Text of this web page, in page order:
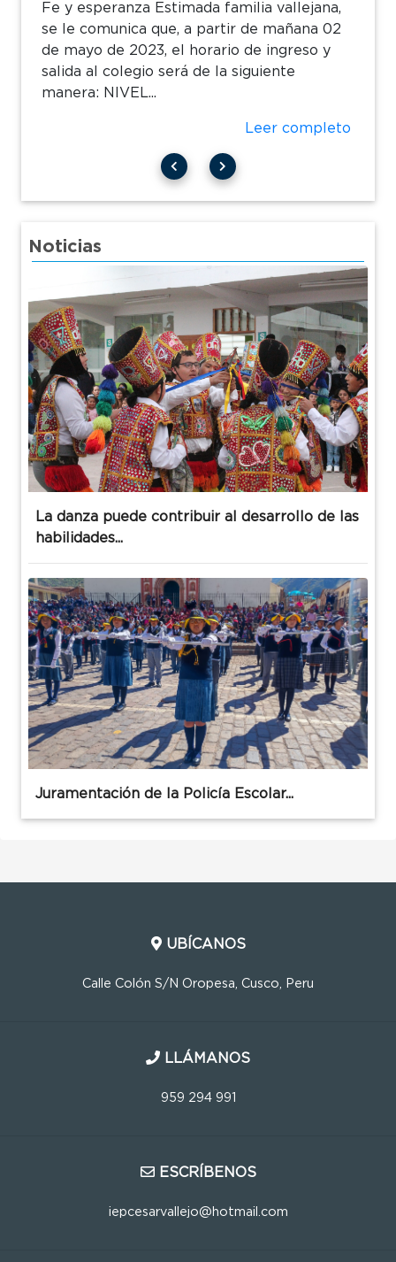
Fe y esperanza Estimada familia vallejana,
se le comunica que, a partir de mañana 02
de mayo de 2023, el horario de ingreso y
salida al colegio será de la siguiente
manera: NIVEL...
Leer completo
Noticias
La danza puede contribuir al desarrollo de las
habilidades...
Juramentación de la Policía Escolar...
UBÍCANOS
Calle Colón S/N Oropesa, Cusco, Peru
LLÁMANOS
959 294 991
ESCRÍBENOS
iepcesarvallejo@hotmail.com